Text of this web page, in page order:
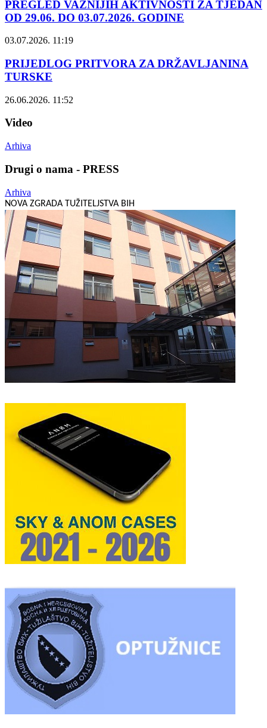
PREGLED VAŽNIJIH AKTIVNOSTI ZA TJEDAN
OD 29.06. DO 03.07.2026. GODINE
03.07.2026. 11:19
PRIJEDLOG PRITVORA ZA DRŽAVLJANINA
TURSKE
26.06.2026. 11:52
Video
Arhiva
Drugi o nama - PRESS
Arhiva
NOVA ZGRADA TUŽITELJSTVA BIH